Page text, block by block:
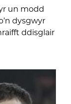
un modd
dysgwyr
ddisglair